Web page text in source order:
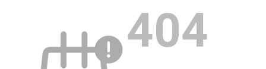
404